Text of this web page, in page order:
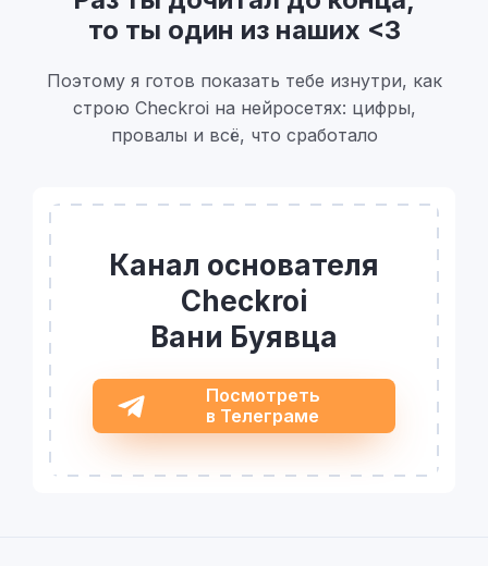
то ты один из наших <3
Поэтому я готов показать тебе изнутри, как
строю Checkroi на нейросетях: цифры,
провалы и всё, что сработало
Канал основателя
Checkroi
Вани Буявца
Посмотреть
в Телеграме